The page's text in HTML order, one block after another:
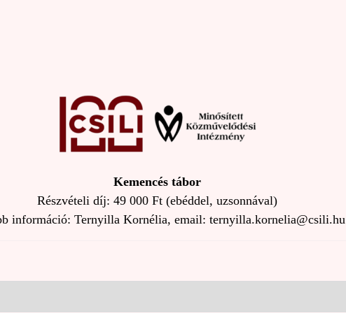
Kemencés tábor
Részvételi díj: 49 000 Ft (ebéddel, uzsonnával)
információ: Ternyilla Kornélia, email: ternyilla.kornelia@csili.hu